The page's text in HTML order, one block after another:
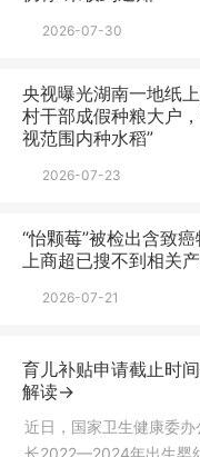
2026-07-30
央视曝光湖南一地纸
村干部成假种粮大户
视范围内种水稻”
2026-07-23
“怡颗莓”被检出含致
上商超已搜不到相关
2026-07-21
育儿补贴申请截止时
解读→
近日，国家卫生健康委